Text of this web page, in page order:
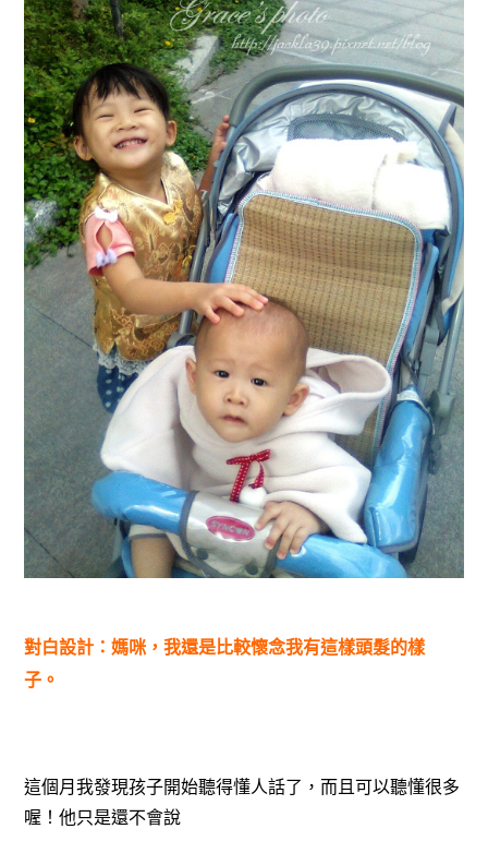
對白設計：媽咪，我還是比較懷念我有這樣頭髮的樣
子。
這個月我發現孩子開始聽得懂人話了，而且可以聽懂很多
喔！他只是還不會說